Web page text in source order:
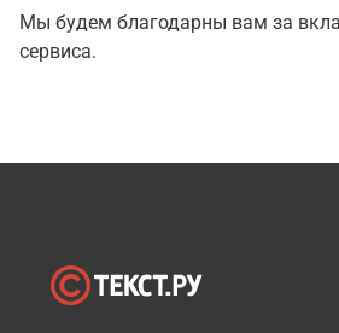
Мы будем благодарны вам за
сервиса.